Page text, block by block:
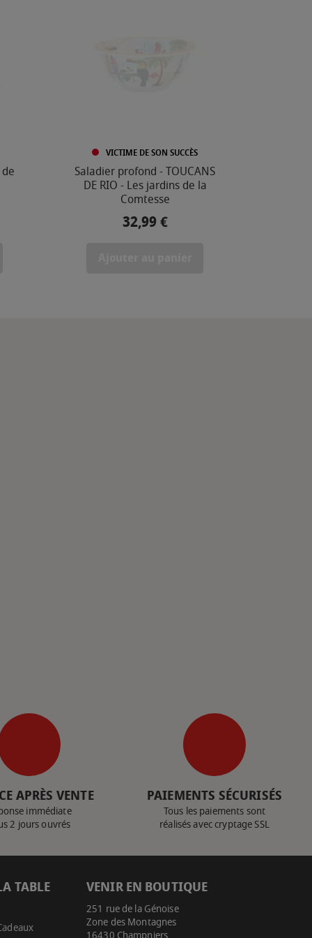
VICTIME DE SON SUCCÈS
Saladier profond - TOUCANS
DE RIO - Les jardins de la
Comtesse
Prix
32,99 €
APRÈS VENTE
immédiate
2 jours ouvrés
PAIEMENTS SÉCURISÉS
Tous les paiements sont
réalisés avec cryptage SSL
TABLE VENIR EN BOUTIQUE
251 rue de la Génoise
Zone des Montagnes